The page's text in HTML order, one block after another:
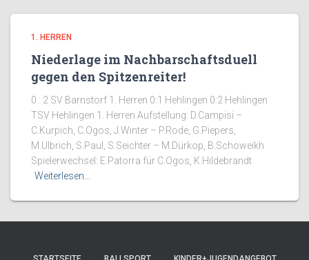
1. HERREN
Niederlage im Nachbarschaftsduell
gegen den Spitzenreiter!
0 : 2 SV Barnstorf 1. Herren 0:1 Hehlingen 0:2 Hehlingen
TSV Hehlingen 1. Herren Aufstellung: D.Campisi –
C.Kurpich, C.Ogos, J.Winter – P.Rode, G.Piepers,
M.Ulbrich, S.Paul, S.Seichter – M.Dürkop, B.Schoweikh
Spielerwechsel: E.Patorra für C.Ogos, K.Hildebrandt
Weiterlesen…